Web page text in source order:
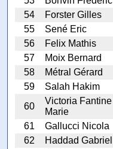
54
Forster Gilles
55
Sené Eric
56
Felix Mathis
57
Moix Bernard
58
Métral Gérard
59
Salah Hakim
60
Victoria Fantine
Marie
61
Gallucci Nicola
62
Haddad Gabriel